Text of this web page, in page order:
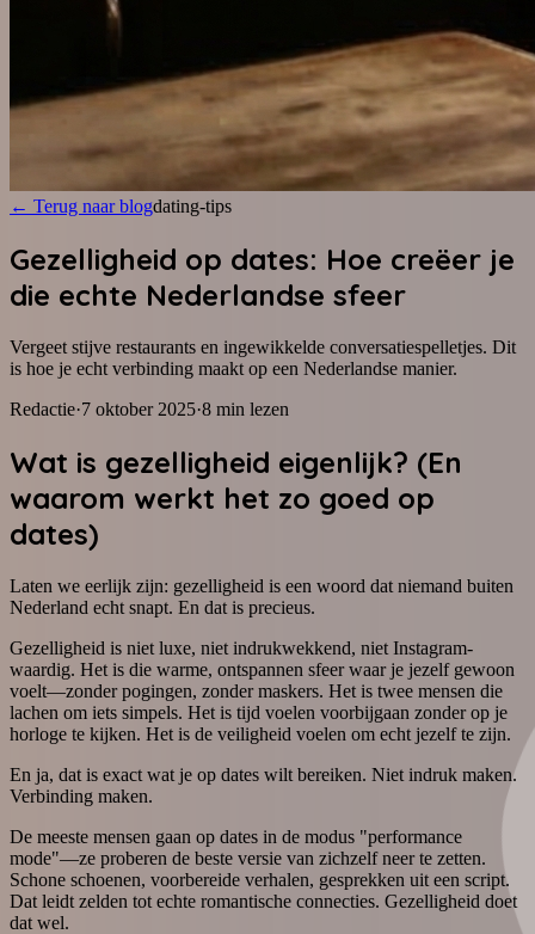
← Terug naar blogdating-tips
Gezelligheid op dates: Hoe creëer je
die echte Nederlandse sfeer
Vergeet stijve restaurants en ingewikkelde conversatiespelletjes. Dit
is hoe je echt verbinding maakt op een Nederlandse manier.
Redactie·7 oktober 2025·8 min lezen
Wat is gezelligheid eigenlijk? (En
waarom werkt het zo goed op
dates)
Laten we eerlijk zijn: gezelligheid is een woord dat niemand buiten
Nederland echt snapt. En dat is precieus.
Gezelligheid is niet luxe, niet indrukwekkend, niet Instagram-
waardig. Het is die warme, ontspannen sfeer waar je jezelf gewoon
voelt—zonder pogingen, zonder maskers. Het is twee mensen die
lachen om iets simpels. Het is tijd voelen voorbijgaan zonder op je
horloge te kijken. Het is de veiligheid voelen om echt jezelf te zijn.
En ja, dat is exact wat je op dates wilt bereiken. Niet indruk maken.
Verbinding maken.
De meeste mensen gaan op dates in de modus "performance
mode"—ze proberen de beste versie van zichzelf neer te zetten.
Schone schoenen, voorbereide verhalen, gesprekken uit een script.
Dat leidt zelden tot echte romantische connecties. Gezelligheid doet
dat wel.